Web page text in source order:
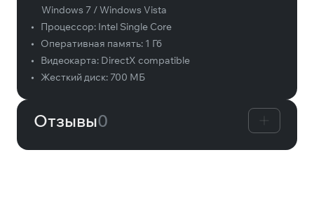
Windows 7 / Windows Vista
•
Процессор: Intel Single Core
•
Оперативная память: 1 Гб
•
Видеокарта: DirectX compatible
•
Жесткий диск: 700 МБ
Отзывы0